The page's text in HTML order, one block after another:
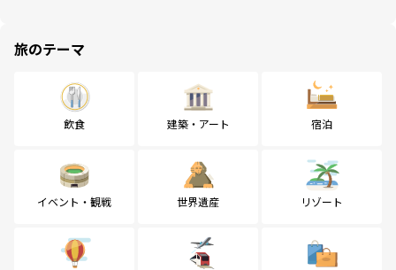
旅のテーマ
飲食 建築・アート 宿泊
イベント・観戦 世界遺産 リゾート